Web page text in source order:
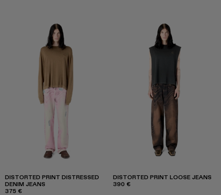
DISTORTED PRINT DISTRESSED
DENIM JEANS
375 €
DISTORTED PRINT LOOSE JEANS
390 €